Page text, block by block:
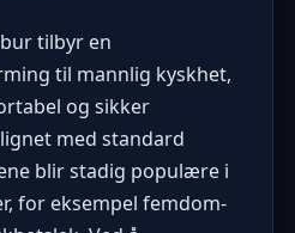
tilbyr en
til mannlig kyskhet,
og sikker
med standard
blir stadig populære i
for eksempel femdom-